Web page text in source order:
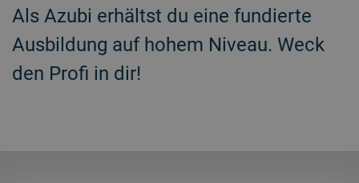
Als Azubi erhältst du eine fundierte
Ausbildung auf hohem Niveau. Weck
den Profi in dir!